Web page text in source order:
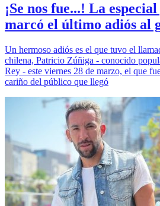
¡Se nos fue...! La
marcó el último adiós al
Un hermoso adiós es el que tuvo el
chilena, Patricio Zúñiga - conocido
Rey - este viernes 28 de marzo, el que
cariño del público que llegó